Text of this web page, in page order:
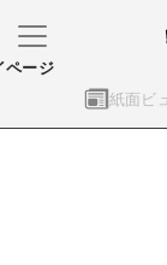
紙面ビ
ページ